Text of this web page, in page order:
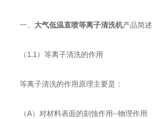
一、 大气低温直喷等离子清洗机产品简述
（1.1）等离子清洗的作用
等离子清洗的作用原理主要是：
（A）对材料表面的刻蚀作用--物理作用